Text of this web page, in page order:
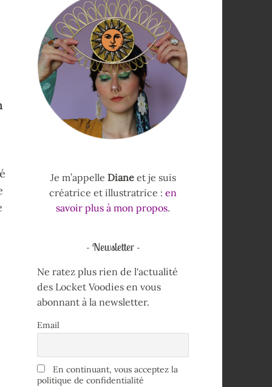
Je m’appelle Dianeet je suis
créatrice et illustratrice : en
savoir plus à mon propos.
Newsletter
Ne ratez plus rien de l'actualité
des Locket Voodies en vous
abonnant à la newsletter.
Email
En continuant, vous acceptez la
politique de confidentialité